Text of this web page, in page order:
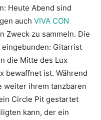
Heute Abend sind
auch VIVA CON
Zweck zu sammeln. Die
Gitarrist
die Mitte des Lux
bewaffnet ist. Während
weiter ihrem tanzbaren
Circle Pit gestartet
kann, der ein